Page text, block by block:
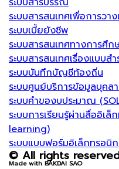
ระบบสารสนเทศเพื่อการวา
ระบบเบี้ยยังชีพ
ระบบสารสนเทศทางการศึ
ระบบสารสนเทศเรื่องแบบ
ระบบบันทึกบัญชีท้องถิ่น
ระบบศูนย์บริการข้อมูลบุคล
ระบบคำของบประมาณ
ระบบการเรียนรู้ผ่านสื่ออิเ
learning)
ระบบแบบฟอร์มอิเล็กทรอนิ
© All rights
Made with BAKDAI SAO